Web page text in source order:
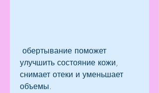
улучшить состояние кожи,
снимает отеки и уменьшает
объемы.